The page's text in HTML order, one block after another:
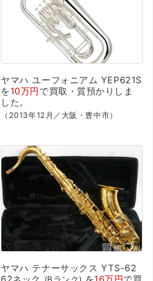
ヤマハ ユーフォニアム YEP621S
を10万円で買取・質預かり しま
した。
（2013年12月／大阪・豊中市）
ヤマハ テナーサックス YTS-62